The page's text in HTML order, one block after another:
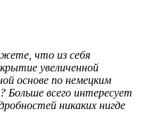
что из себя
увеличенной
основе по немецким
Больше всего интересует
никаких нигде